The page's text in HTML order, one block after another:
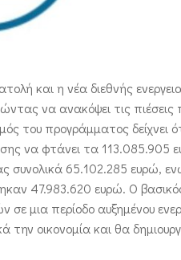
και η νέα διεθνής
να ανακόψει τις
του προγράμματος
να φτάνει τα
συνολικά 65.102.285 ευρώ,
47.983.620 ευρώ. Ο
σε μια περίοδο αυξημένου
την οικονομία και θα